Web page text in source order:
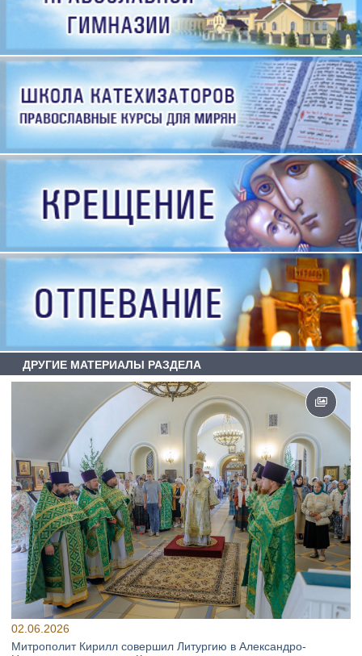
ДРУГИЕ МАТЕРИАЛЫ РАЗДЕЛА
02.06.2026
Митрополит Кирилл совершил Литургию в Александро-